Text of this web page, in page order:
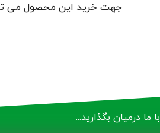
جهت خرید این محصول می
با ما درمیان بگذارید...